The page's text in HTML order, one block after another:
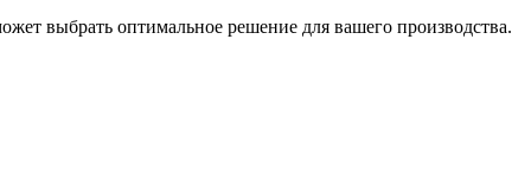
выбрать оптимальное решение для вашего производства.